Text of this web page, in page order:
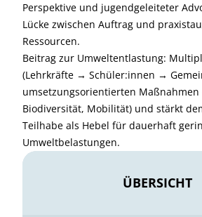
Perspektive und jugendgeleiteter
Lücke zwischen Auftrag und
Ressourcen.
Beitrag zur Umweltentlastung:
(Lehrkräfte → Schüler:innen →
umsetzungsorientierten Maßnahmen
Biodiversität, Mobilität) und stärkt
Teilhabe als Hebel für dauerhaft
Umweltbelastungen.
ÜBERSICHT